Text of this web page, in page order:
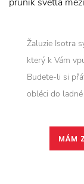
Žaluzie Isotra
který k Vám
Budete-li si
obléci do
MÁM